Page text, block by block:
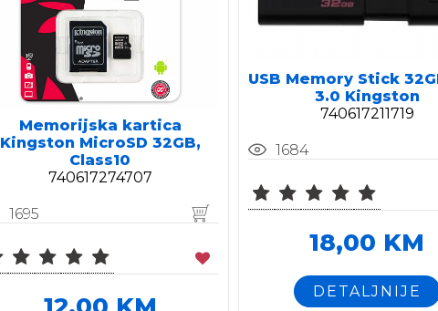
Memorijska kartica
Kingston MicroSD 32GB,
Class10
740617274707
1695
USB Memory Stick
3.0 Kingston
740617211719
1684
18,00 KM
DETALJNIJE